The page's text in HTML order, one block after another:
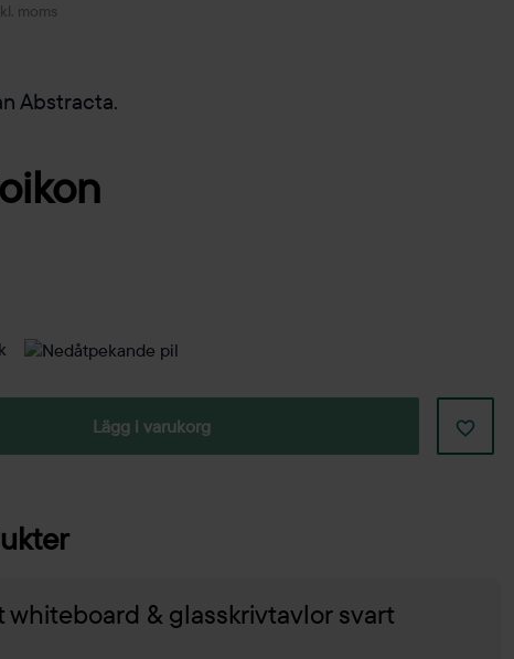
moms
Abstracta.
Lägg i varukorg
whiteboard & glasskrivtavlor svart